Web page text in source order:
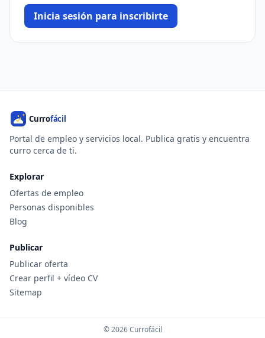
Inicia sesión para inscribirte
Portal de empleo y servicios local. Publica gratis y encuentra
curro cerca de ti.
Explorar
Ofertas de empleo
Personas disponibles
Blog
Publicar
Publicar oferta
Crear perfil + vídeo CV
Sitemap
© 2026 Currofácil